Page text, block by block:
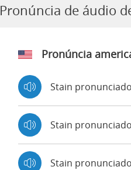
Pronúncia de áudio
Pronúncia
Stain
Stain
Stain